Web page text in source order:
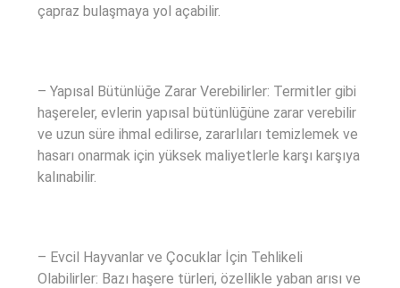
çapraz bulaşmaya yol açabilir.
– Yapısal Bütünlüğe Zarar Verebilirler: Termitler gibi
haşereler, evlerin yapısal bütünlüğüne zarar verebilir
ve uzun süre ihmal edilirse, zararlıları temizlemek ve
hasarı onarmak için yüksek maliyetlerle karşı karşıya
kalınabilir.
– Evcil Hayvanlar ve Çocuklar İçin Tehlikeli
Olabilirler: Bazı haşere türleri, özellikle yaban arısı ve